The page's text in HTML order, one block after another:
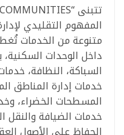
المفهوم التقليدي
متنوعة من الخدمات
داخل الوحدات
السباكة، النظافة،
خدمات إدارة المناطق
المسطحات الخضراء،
خدمات الضيافة والنقل